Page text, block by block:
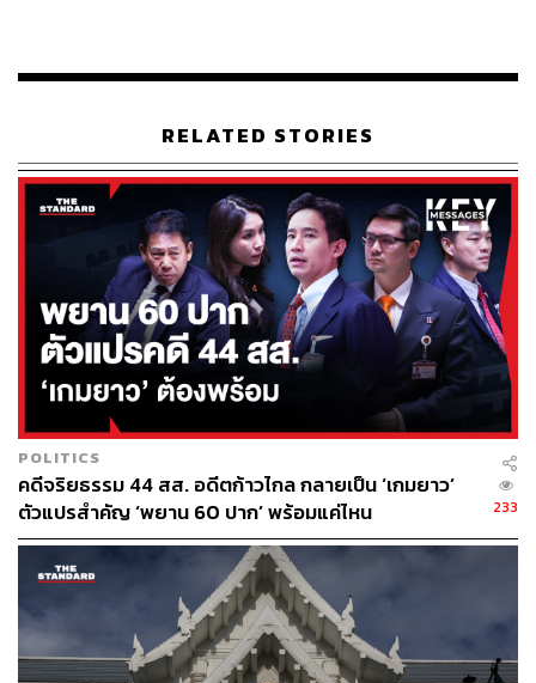
พิมลยังเคยถูกศาลในสหรัฐอเมริกาตัดสินลงโทษในคดีนี้ ให้
ต้องโทษรอลงอาญา 3 ปี และให้คุมขังในเคหสถาน 6 เดือน
พร้อมติดกำไลติดตามตัว
พรพิมลหลังจากรับตำแหน่งก็ได้แสดงบทบาทในเวทีการ
ประชุมนานาชาติด้านความมั่นคง ‘แชงกรี-ลา ไดอะล็อก’
ปกป้องรัฐบาลเผด็จการเมียนมาสวนทางกับทุกประเทศในเวที
โลก ในฐานะจุดยืนของประเทศไทยต่อประชาคมโลก นำมาสู่
คำถามว่าพรพิมลที่เป็นผู้เชี่ยวชาญพิเศษด้านการล็อบบี้ ได้รับ
การแต่งตั้งเพื่อมารับงานพิเศษด้านใดให้กับใครหรือไม่
ปดิพัทธ์ยังอภิปรายต่อไปว่า นโยบายต่างประเทศของไทยต่อ
กรณีเมียนมา ถือเป็นจุดยืนที่แทงไปข้างเดียวคือข้างเผด็จการ
ทหาร ไม่มีนโยบายหรือยุทธศาสตร์ด้านการต่างประเทศ จน
นำมาสู่ทศวรรษแห่งความสูญเปล่าทางการต่างประเทศของ
ไทย
ปดิพัทธ์ย้ำว่า ประเทศไทยไม่จำเป็นต้องเลือกข้างใครอย่าง
ชัดเจน แต่ต้องสร้างสมดุลในด้านการต่างประเทศ โดยเฉพาะ
ในกรณีวิกฤตการณ์รัฐประหารเมียนมา สามารถเป็นโอกาส
RELATED STORIES
POLITICS
คดีจริยธรรม 44 สส. อดีตก้าวไกล กลายเป็น ‘เกมยาว’
ตัวแปรสำคัญ ‘พยาน 60 ปาก’ พร้อมแค่ไหน
233